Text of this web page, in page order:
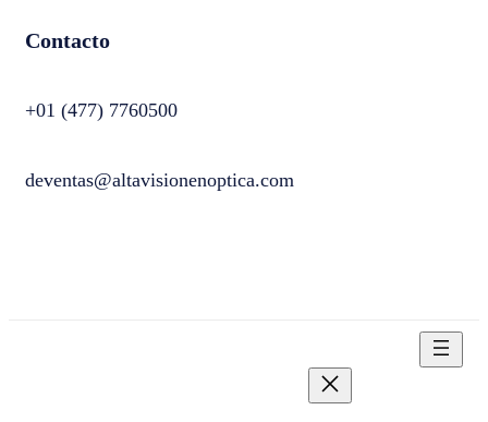
Contacto
+01 (477) 7760500
deventas@altavisionenoptica.com